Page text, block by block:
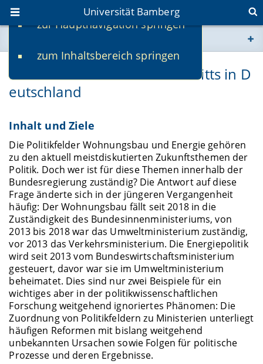
zur Hauptnavigation springen
zum Inhaltsbereich springen
Universität Bamberg
www.uni-bamberg.de
univis.uni-bamberg.de
fis.uni-bamberg.de
Die Politik des Ressortzuschnitts in D
eutschland
Inhalt und Ziele
Die Politikfelder Wohnungsbau und Energie gehören
zu den aktuell meistdiskutierten Zukunftsthemen der
Politik. Doch wer ist für diese Themen innerhalb der
Bundesregierung zuständig? Die Antwort auf diese
Frage änderte sich in der jüngeren Vergangenheit
häufig: Der Wohnungsbau fällt seit 2018 in die
Zuständigkeit des Bundesinnenministeriums, von
2013 bis 2018 war das Umweltministerium zuständig,
vor 2013 das Verkehrsministerium. Die Energiepolitik
wird seit 2013 vom Bundeswirtschaftsministerium
gesteuert, davor war sie im Umweltministerium
beheimatet. Dies sind nur zwei Beispiele für ein
wichtiges aber in der politikwissenschaftlichen
Forschung weitgehend ignoriertes Phänomen: Die
Zuordnung von Politikfeldern zu Ministerien unterliegt
häufigen Reformen mit bislang weitgehend
unbekannten Ursachen sowie Folgen für politische
Prozesse und deren Ergebnisse.